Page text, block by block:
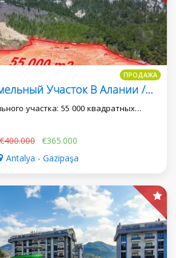
ПРОДАЖА
Продается Земельный Участок В Алании / Газипаша 55000M2 Для Строительство Мжк
участка: 55 000 квадратных…
€400.000 €365.000
Antalya - Gazipaşa